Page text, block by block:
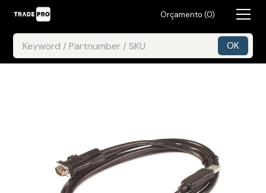
Orçamento (0)